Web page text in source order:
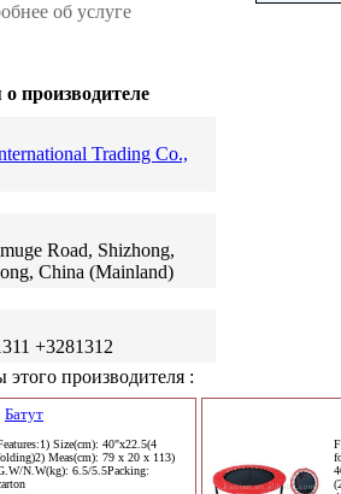
об услуге
производителе
Trading Co.,
Road, Shizhong,
China (Mainland)
+3281312
этого производителя :
Батут
Size(cm): 40"x22.5(4
Meas(cm): 79 x 20 x 113)
N.W(kg): 6.5/5.5Packing: